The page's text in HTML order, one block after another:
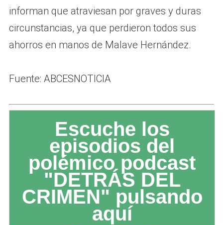
informan que atraviesan por graves y duras
circunstancias, ya que perdieron todos sus
ahorros en manos de Malave Hernández.
Fuente: ABCESNOTICIA
Escuche los
episodios del
polémico podcast
"DETRÁS DEL
CRIMEN" pulsando
aquí